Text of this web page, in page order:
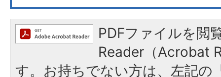
PDFファイルを閲
Reader（Acrobat
す。お持ちでない方は、左記の